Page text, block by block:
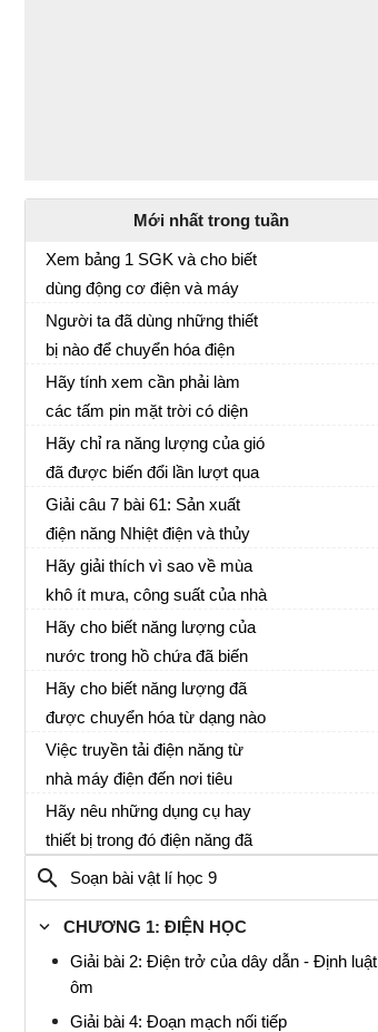
Mới nhất trong tuần
Xem bảng 1 SGK và cho biết
dùng động cơ điện và máy
phát điện để thực hiện việc
chuyển hóa năng lượng có gì
lợi so với các máy khác. sgk
Vật lí 9 trang 164
Người ta đã dùng những thiết
bị nào để chuyển hóa điện
năng thành nhiệt năng, cơ
năng, quang năng dùng trong
đời sống và sản xuất ? sgk
Vật lí 9 trang 163
Hãy tính xem cần phải làm
các tấm pin mặt trời có diện
tích tổng cộng là bao nhiêu để
cung cấp điện cho một trường
học sử dụng 20 bóng đèn
100W và 10 quạt điện 75W.
sgk Vật lí 9 trang 163
Hãy chỉ ra năng lượng của gió
đã được biến đổi lần lượt qua
các bộ phận của máy như thế
nào để cuối cùng thành điện
năng sgk Vật lí 9 trang 162
Giải câu 7 bài 61: Sản xuất
điện năng Nhiệt điện và thủy
điện sgk Vật lí 9 trang 161
Hãy giải thích vì sao về mùa
khô ít mưa, công suất của nhà
máy thủy điện lại giảm đi. sgk
Vật lí 9 trang 161
Hãy cho biết năng lượng của
nước trong hồ chứa đã biến
đổi từ dạng nào sang dạng
nào qua các bộ phận: ống dẫn
nước, tuabin, máy phát điện.
sgk Vật lí 9 trang 161
Hãy cho biết năng lượng đã
được chuyển hóa từ dạng nào
sang dạng nào từ lò đốt than
qua nồi hơi, trong tuabin và
trong máy phát điện sgk Vật lí
9 trang 160
Việc truyền tải điện năng từ
nhà máy điện đến nơi tiêu
dùng được thực hiện như thế
nào ? Việc truyền tải đó có gì
thuận lợi hơn việc vận chuyển
than đá, dầu lửa, khí đốt. sgk
Vật lí 9 trang 160
Hãy nêu những dụng cụ hay
thiết bị trong đó điện năng đã
được chuyển hóa thành cơ
năng, nhiệt năng, quang năng,
hóa năng. sgk Vật lí 9 trang
160
Soạn bài vật lí học 9
CHƯƠNG 1: ĐIỆN HỌC
Giải bài 2: Điện trở của dây dẫn - Định luật
ôm
Giải bài 4: Đoạn mạch nối tiếp